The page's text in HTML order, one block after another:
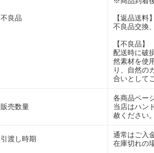
不良品
【返品送料】
不良品交換
【不良品】
配送時に破
然素材を使
り、自然の
合いとして
販売数量
各商品ペー
当店はハン
赦ください。
引渡し時期
通常はご入
在庫切れの